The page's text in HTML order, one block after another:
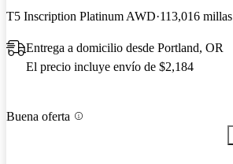
T5 Inscription Platinum AWD 113,016 millas
Entrega a domicilio desde Portland, OR
El precio incluye envío de $2,184
Buena oferta